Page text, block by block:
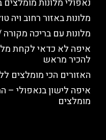
נאפולי מלונות
מלונות באזור רחוב ויה
מלונות עם בריכה
איפה לא כדאי לקחת
להכיר מראש
האזורים הכי מומלצים
איפה לישון בנאפולי –
מומלצים